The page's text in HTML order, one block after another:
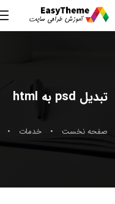
تبدیل psd به html
صفحه نخست • خدمات •